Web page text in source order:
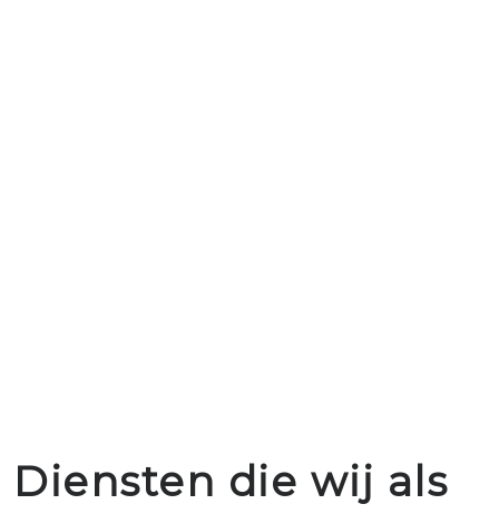
Diensten die wij als